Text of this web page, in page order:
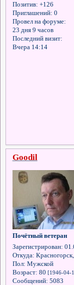
Позитив: +126
Приглашений: 0
Провел на форуме:
23 дня 9 часов
Последний визит:
Вчера 14:14
Goodil
Почётный ветеран
Зарегистрирован:
Откуда:
Пол: Мужской
Возраст: 80 [1946-04-
Сообщений: 5083